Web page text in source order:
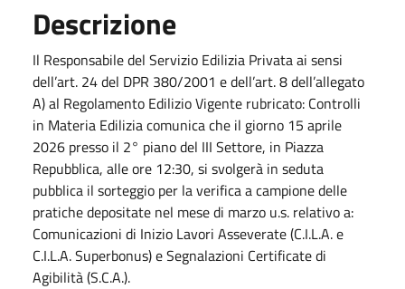
Descrizione
Il Responsabile del Servizio Edilizia Privata ai sensi
dell’art. 24 del DPR 380/2001 e dell’art. 8 dell’allegato
A) al Regolamento Edilizio Vigente rubricato: Controlli
in Materia Edilizia comunica che il giorno 15 aprile
2026 presso il 2° piano del III Settore, in Piazza
Repubblica, alle ore 12:30, si svolgerà in seduta
pubblica il sorteggio per la verifica a campione delle
pratiche depositate nel mese di marzo u.s. relativo a:
Comunicazioni di Inizio Lavori Asseverate (C.I.L.A. e
C.I.L.A. Superbonus) e Segnalazioni Certificate di
Agibilità (S.C.A.).